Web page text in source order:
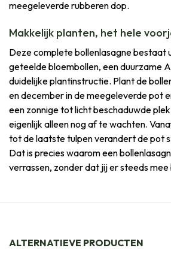
meegeleverde rubberen dop.
Makkelijk planten, het hele
Deze complete bollenlasagne bestaat
geteelde bloembollen, een duurzame
duidelijke plantinstructie. Plant de
en december in de meegeleverde pot
een zonnige tot licht beschaduwde
eigenlijk alleen nog af te wachten.
tot de laatste tulpen verandert de pot
Dat is precies waarom een
verrassen, zonder dat jij er steeds
ALTERNATIEVE PRODUCTEN